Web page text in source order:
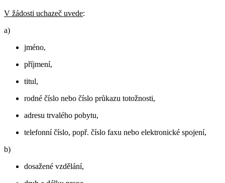
V žádosti uchazeč uvede:
a)
jméno,
příjmení,
titul,
rodné číslo nebo číslo průkazu totožnosti,
adresu trvalého pobytu,
telefonní číslo, popř. číslo faxu nebo elektronické spojení,
b)
dosažené vzdělání,